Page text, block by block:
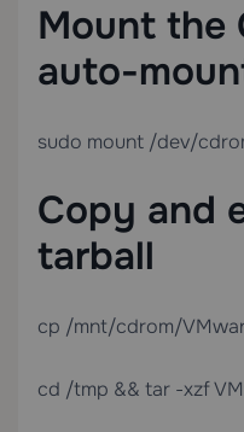
Mount the
auto-
sudo mount /dev/
Copy and
tarball
cp /mnt/cdrom/
cd /tmp && tar -xzf